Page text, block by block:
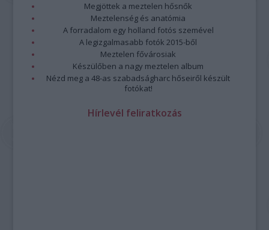
Megjöttek a meztelen hősnők
Meztelenség és anatómia
A forradalom egy holland fotós szemével
A legizgalmasabb fotók 2015-ből
Meztelen fővárosiak
Készülőben a nagy meztelen album
Nézd meg a 48-as szabadságharc hőseiről készült
fotókat!
Hírlevél feliratkozás